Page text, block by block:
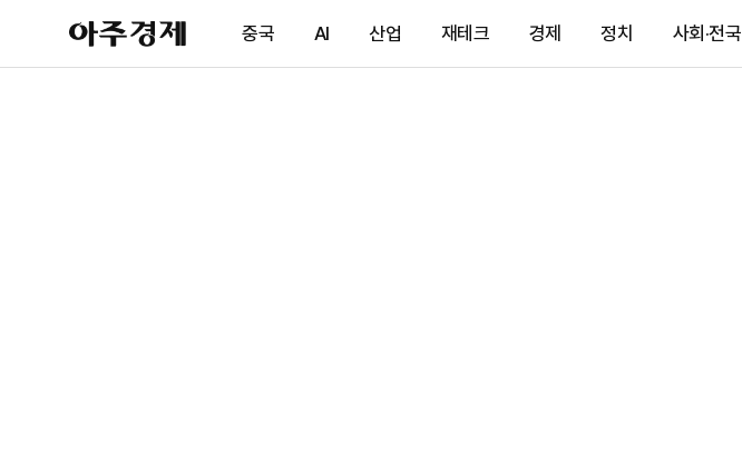
아
주
제
중국 AI 산업 재테크 경제 정치 사회·전국